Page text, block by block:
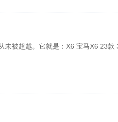
未被超越。它就是：X6 宝马X6 23款